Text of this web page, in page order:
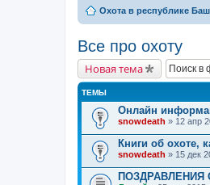
Охота в республике
Все про охоту
Новая тема
ТЕМЫ
Онлайн
snowdeath » 12 апр
Книги об охоте,
snowdeath » 15 дек
ПОЗДРАВЛЕНИЯ